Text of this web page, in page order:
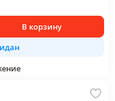
В корзину